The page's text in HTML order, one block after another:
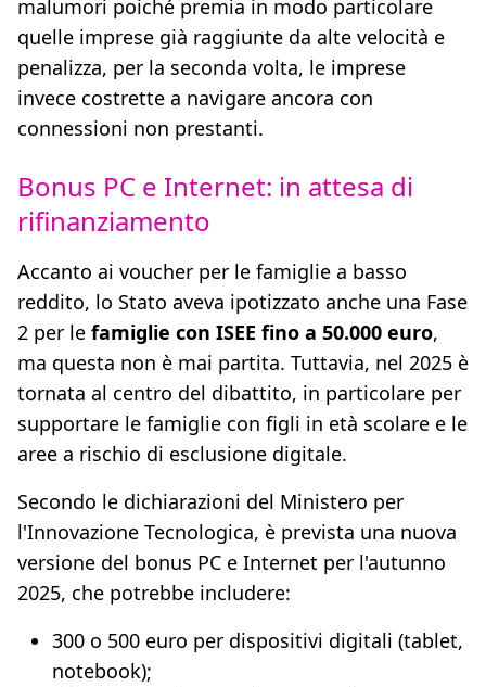
malumori poiché premia in modo particolare
quelle imprese già raggiunte da alte velocità e
penalizza, per la seconda volta, le imprese
invece costrette a navigare ancora con
connessioni non prestanti.
Bonus PC e Internet: in attesa di
rifinanziamento
Accanto ai voucher per le famiglie a basso
reddito, lo Stato aveva ipotizzato anche una Fase
2 per le famiglie con ISEE fino a 50.000 euro,
ma questa non è mai partita. Tuttavia, nel 2025 è
tornata al centro del dibattito, in particolare per
supportare le famiglie con figli in età scolare e le
aree a rischio di esclusione digitale.
Secondo le dichiarazioni del Ministero per
l'Innovazione Tecnologica, è prevista una nuova
versione del bonus PC e Internet per l'autunno
2025, che potrebbe includere:
300 o 500 euro per dispositivi digitali (tablet,
notebook);